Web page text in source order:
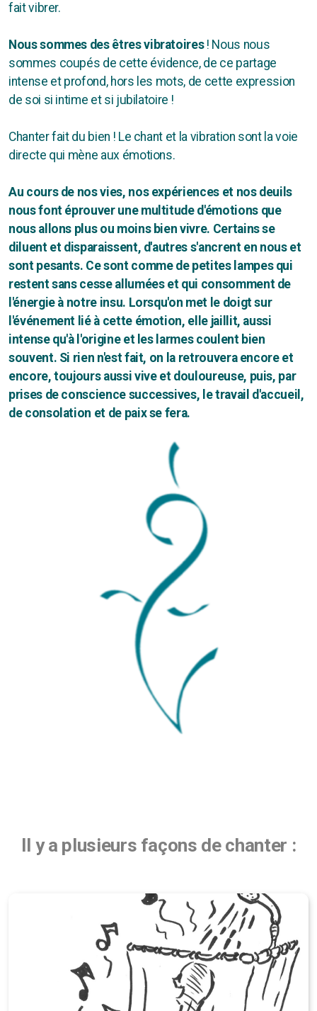
fait vibrer.
Nous sommes des êtres vibratoires! Nous nous
sommes coupés de cette évidence, de ce partage
intense et profond, hors les mots, de cette expression
de soi si intime et si jubilatoire !
Chanter fait du bien ! Le chant et la vibration sont la voie
directe qui mène aux émotions.
Au cours de nos vies, nos expériences et nos deuils
nous font éprouver une multitude d'émotions que
nous allons plus ou moins bien vivre. Certains se
diluent et disparaissent, d'autres s'ancrent en nous et
sont pesants. Ce sont comme de petites lampes qui
restent sans cesse allumées et qui consomment de
l'énergie à notre insu. Lorsqu'on met le doigt sur
l'événement lié à cette émotion, elle jaillit, aussi
intense qu'à l'origine et les larmes coulent bien
souvent. Si rien n'est fait, on la retrouvera encore et
encore, toujours aussi vive et douloureuse, puis, par
prises de conscience successives, le travail d'accueil,
de consolation et de paix se fera.
Il y a plusieurs façons de chanter :